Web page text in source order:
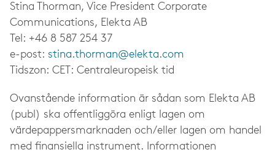
Stina Thorman, Vice President Corporate
Communications, Elekta AB
Tel: +46 8 587 254 37
e-post: stina.thorman@elekta.com
Tidszon: CET: Centraleuropeisk tid
Ovanstående information är sådan som Elekta AB
(publ) ska offentliggöra enligt lagen om
värdepappersmarknaden och/eller lagen om handel
med finansiella instrument. Informationen